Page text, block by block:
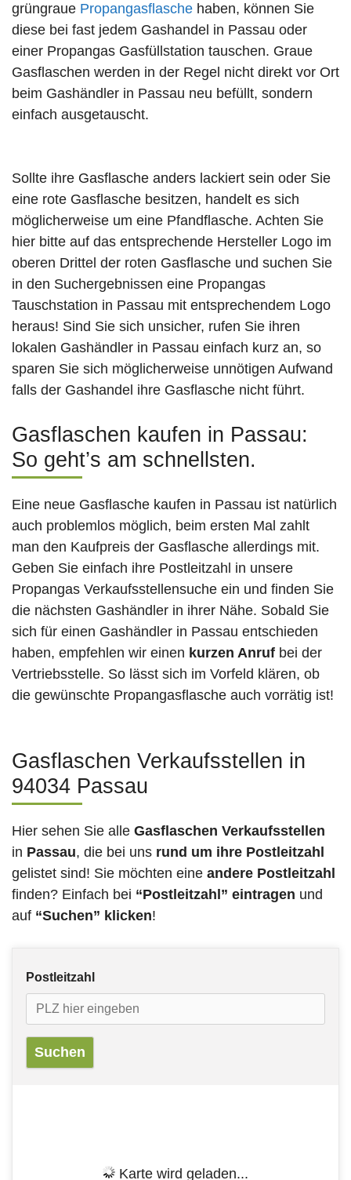
grüngraue Propangasflasche haben, können Sie
diese bei fast jedem Gashandel in Passau oder
einer Propangas Gasfüllstation tauschen. Graue
Gasflaschen werden in der Regel nicht direkt vor Ort
beim Gashändler in Passau neu befüllt, sondern
einfach ausgetauscht.
Sollte ihre Gasflasche anders lackiert sein oder Sie
eine rote Gasflasche besitzen, handelt es sich
möglicherweise um eine Pfandflasche. Achten Sie
hier bitte auf das entsprechende Hersteller Logo im
oberen Drittel der roten Gasflasche und suchen Sie
in den Suchergebnissen eine Propangas
Tauschstation in Passau mit entsprechendem Logo
heraus! Sind Sie sich unsicher, rufen Sie ihren
lokalen Gashändler in Passau einfach kurz an, so
sparen Sie sich möglicherweise unnötigen Aufwand
falls der Gashandel ihre Gasflasche nicht führt.
Gasflaschen kaufen in Passau:
So geht’s am schnellsten.
Eine neue Gasflasche kaufen in Passau ist natürlich
auch problemlos möglich, beim ersten Mal zahlt
man den Kaufpreis der Gasflasche allerdings mit.
Geben Sie einfach ihre Postleitzahl in unsere
Propangas Verkaufsstellensuche ein und finden Sie
die nächsten Gashändler in ihrer Nähe. Sobald Sie
sich für einen Gashändler in Passau entschieden
haben, empfehlen wir einen kurzen Anruf bei der
Vertriebsstelle. So lässt sich im Vorfeld klären, ob
die gewünschte Propangasflasche auch vorrätig ist!
Gasflaschen Verkaufsstellen in
94034 Passau
Hier sehen Sie alle Gasflaschen Verkaufsstellen
in Passau, die bei uns rund um ihre Postleitzahl
gelistet sind! Sie möchten eine andere Postleitzahl
finden? Einfach bei “Postleitzahl” eintragen und
auf “Suchen” klicken!
Postleitzahl
Karte wird geladen...